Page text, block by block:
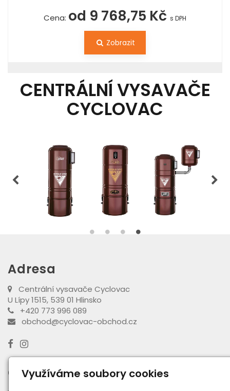
Cena: od 9 768,75 Kč s DPH
Zobrazit
CENTRÁLNÍ VYSAVAČE
CYCLOVAC
Adresa
Centrální vysavače Cyclovac
U Lípy 1515, 539 01 Hlinsko
+420 773 996 089
obchod@cyclovac-obchod.cz
Otevírací doba výdejny
Využíváme soubory cookies